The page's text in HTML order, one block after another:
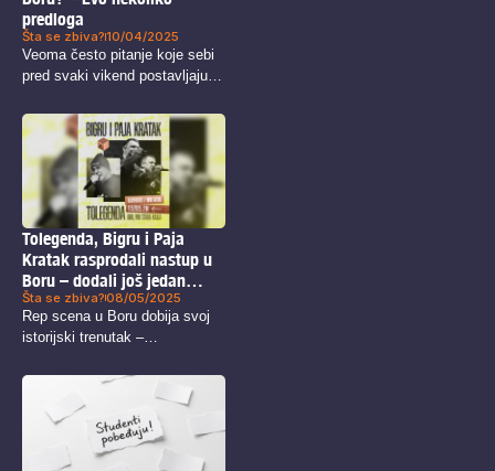
predloga
Šta se zbiva?10/04/2025
Veoma često pitanje koje sebi
pred svaki vikend postavljaju
Tolegenda, Bigru i Paja
Kratak rasprodali nastup u
Boru – dodali još jedan
datum!
Šta se zbiva?08/05/2025
Rep scena u Boru dobija svoj
istorijski trenutak –